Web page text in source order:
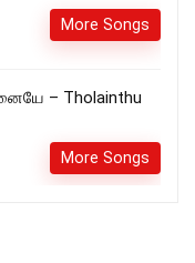
More Songs
– Tholainthu
More Songs